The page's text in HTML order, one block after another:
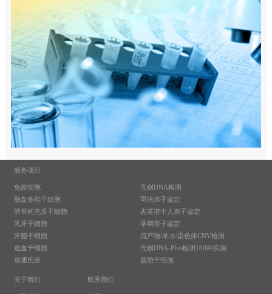
服务项目
免疫细胞
胎盘多能干细胞
脐带间充质干细胞
乳牙干细胞
牙髓干细胞
造血干细胞
华通氏胶
无创DNA检测
司法亲子鉴定
杰英谱个人亲子鉴定
孕期亲子鉴定
流产物/羊水/染色体CNV检测
无创DNA-Plus检测100种疾病
脂肪干细胞
关于我们 联系我们